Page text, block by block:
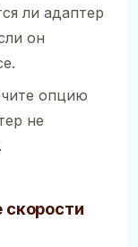
ли адаптер
он
опцию
не
скорости